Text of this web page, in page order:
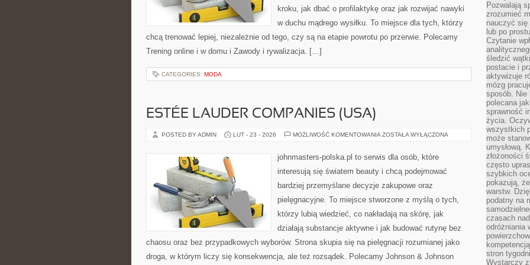
kroku, jak dbać o profilaktykę oraz jak rozwijać nawyki
w duchu mądrego wysiłku. To miejsce dla tych, którzy
chcą trenować lepiej, niezależnie od tego, czy są na etapie powrotu po przerwie. Polecamy
Trening online i w domu i Zawody i rywalizacja. […]
CATEGORIES: MODA
ESTÉE LAUDER COMPANIES (USA)
POSTED BY ADMIN LUT - 23 - 2026 MOŻLIWOŚĆ KOMENTOWANIA ESTÉE
(USA)
ZOSTAŁA WYŁĄCZONA
johnmasters-polska.pl to serwis dla osób, które
interesują się światem beauty i chcą podejmować
bardziej przemyślane decyzje zakupowe oraz
pielęgnacyjne. To miejsce stworzone z myślą o tych,
którzy lubią wiedzieć, co nakładają na skórę, jak
działają substancje aktywne i jak budować rutynę bez
chaosu oraz bez przypadkowych wyborów. Strona skupia się na pielęgnacji rozumianej jako
droga, w którym liczy się konsekwencja, ale też rozsądek. Polecamy Johnson & Johnson
Pozwalają
zrozumieć
nauczyć się
lub po
Czytanie
śledzić
postacie i
aktywizuje
mózg
sposób. Nie
polecana
sprawność
życia.
wszystkich
może
umysłową.
złożoności
często
szybkich
pokazują,
warstw.
podatny na
czasach
odróżniania
stron
Wystarczy